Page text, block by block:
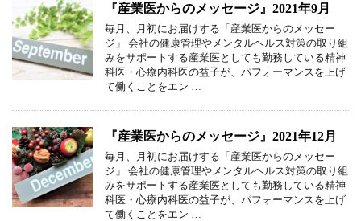
『産業医からのメッセージ』2021年9月
毎月、月初にお届けする「産業医からのメッセー
ジ」 会社の健康管理やメンタルヘルス対策の取り組
みをサポートする産業医としても勤務している精神
科医・心療内科医の益子が、パフォーマンスを上げ
て働くことをエン …
『産業医からのメッセージ』2021年12月
毎月、月初にお届けする「産業医からのメッセー
ジ」 会社の健康管理やメンタルヘルス対策の取り組
みをサポートする産業医としても勤務している精神
科医・心療内科医の益子が、パフォーマンスを上げ
て働くことをエン …